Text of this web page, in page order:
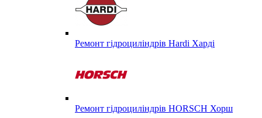
Ремонт гідроциліндрів Hardi Харді
Ремонт гідроциліндрів HORSCH Хорш